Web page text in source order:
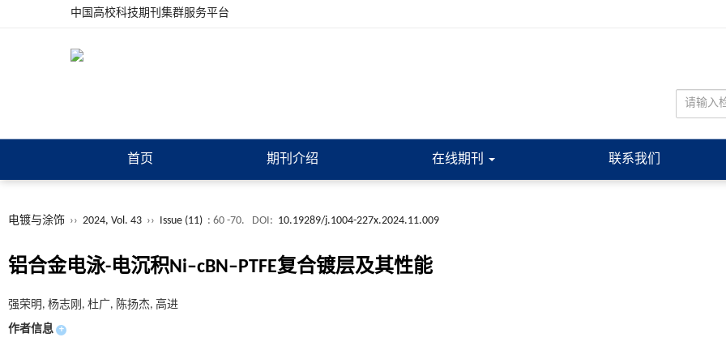
中国高校科技期刊集群服务平台
首页 期刊介绍 在线期刊 联系我们
电镀与涂饰 ›› 2024, Vol. 43 ›› Issue (11) : 60 -70. DOI: 10.19289/j.1004-227x.2024.11.009
铝合金电泳-电沉积Ni–cBN–PTFE复合镀层及其性能
强荣明, 杨志刚, 杜广, 陈扬杰, 高进
作者信息 +